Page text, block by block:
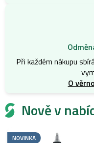
Při každém nákupu
O
Nově v
NOVINKA